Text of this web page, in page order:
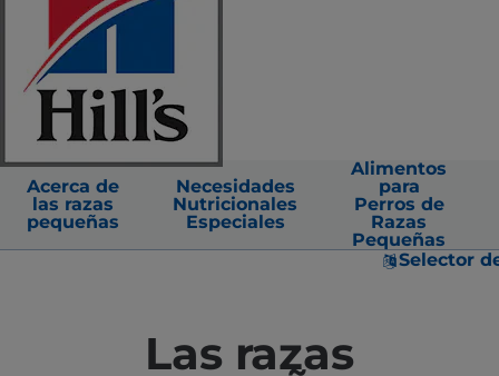
Selector
Acerca de
las razas
pequeñas
Necesidades
Nutricionales
Especiales
Alimentos
para
Perros de
Razas
Pequeñas
Las razas